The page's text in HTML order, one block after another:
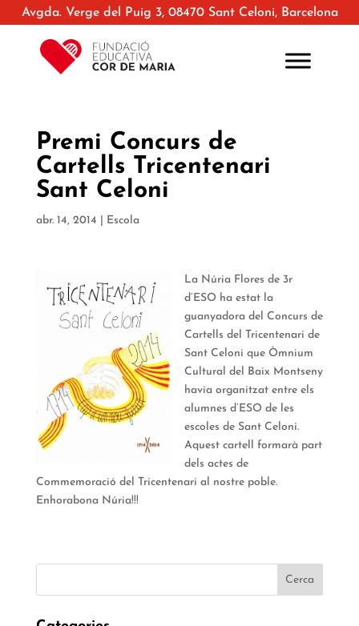
Avgda. Verge del Puig 3, 08470 Sant Celoni, Barcelona
Premi Concurs de
Cartells Tricentenari
Sant Celoni
abr. 14, 2014 Escola
La Núria Flores de 3r
d’ESO ha estat la
guanyadora del Concurs de
Cartells del Tricentenari de
Sant Celoni que Òmnium
Cultural del Baix Montseny
havia organitzat entre els
alumnes d’ESO de les
escoles de Sant Celoni.
Aquest cartell formarà part
dels actes de
Commemoració del Tricentenari al nostre poble.
Enhorabona Núria!!!